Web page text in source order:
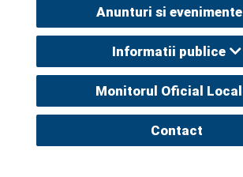
Anunturi si evenimente
Informatii publice
Monitorul Oficial Local
Contact